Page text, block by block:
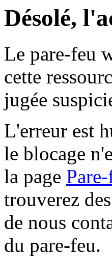
Désolé,
Le pare-feu
cette
jugée
L'erreur est
le blocage
la page
trouverez
de nous
du pare-feu.